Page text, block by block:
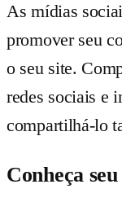
As mídias
promover seu
o seu site.
redes sociais e
compartilhá-lo
Conheça